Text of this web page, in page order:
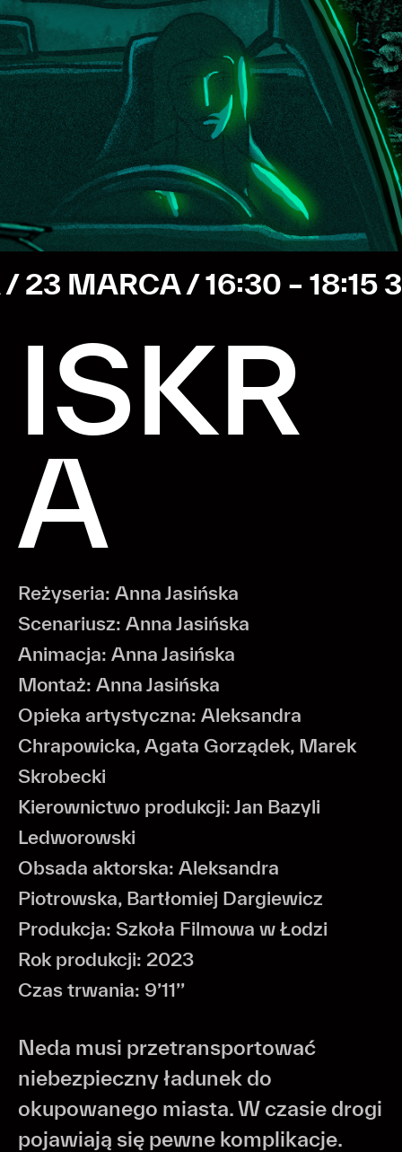
3 BLOK / SALA STOLICA / 23 MARCA / 16:30 – 18:15 /
23 MARCA / 16:30 – 18:15 /
ISKR
A
Reżyseria: Anna Jasińska
Scenariusz: Anna Jasińska
Animacja: Anna Jasińska
Montaż: Anna Jasińska
Opieka artystyczna: Aleksandra
Chrapowicka, Agata Gorządek, Marek
Skrobecki
Kierownictwo produkcji: Jan Bazyli
Ledworowski
Obsada aktorska: Aleksandra
Piotrowska, Bartłomiej Dargiewicz
Produkcja: Szkoła Filmowa w Łodzi
Rok produkcji: 2023
Czas trwania: 9’11’’
Neda musi przetransportować
niebezpieczny ładunek do
okupowanego miasta. W czasie drogi
pojawiają się pewne komplikacje.